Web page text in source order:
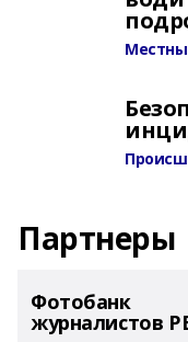
Партнеры
Фотобанк
журналистов